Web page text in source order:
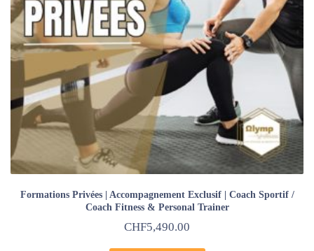
Formations Privées | Accompagnement Exclusif | Coach Sportif /
Coach Fitness & Personal Trainer
CHF5,490.00